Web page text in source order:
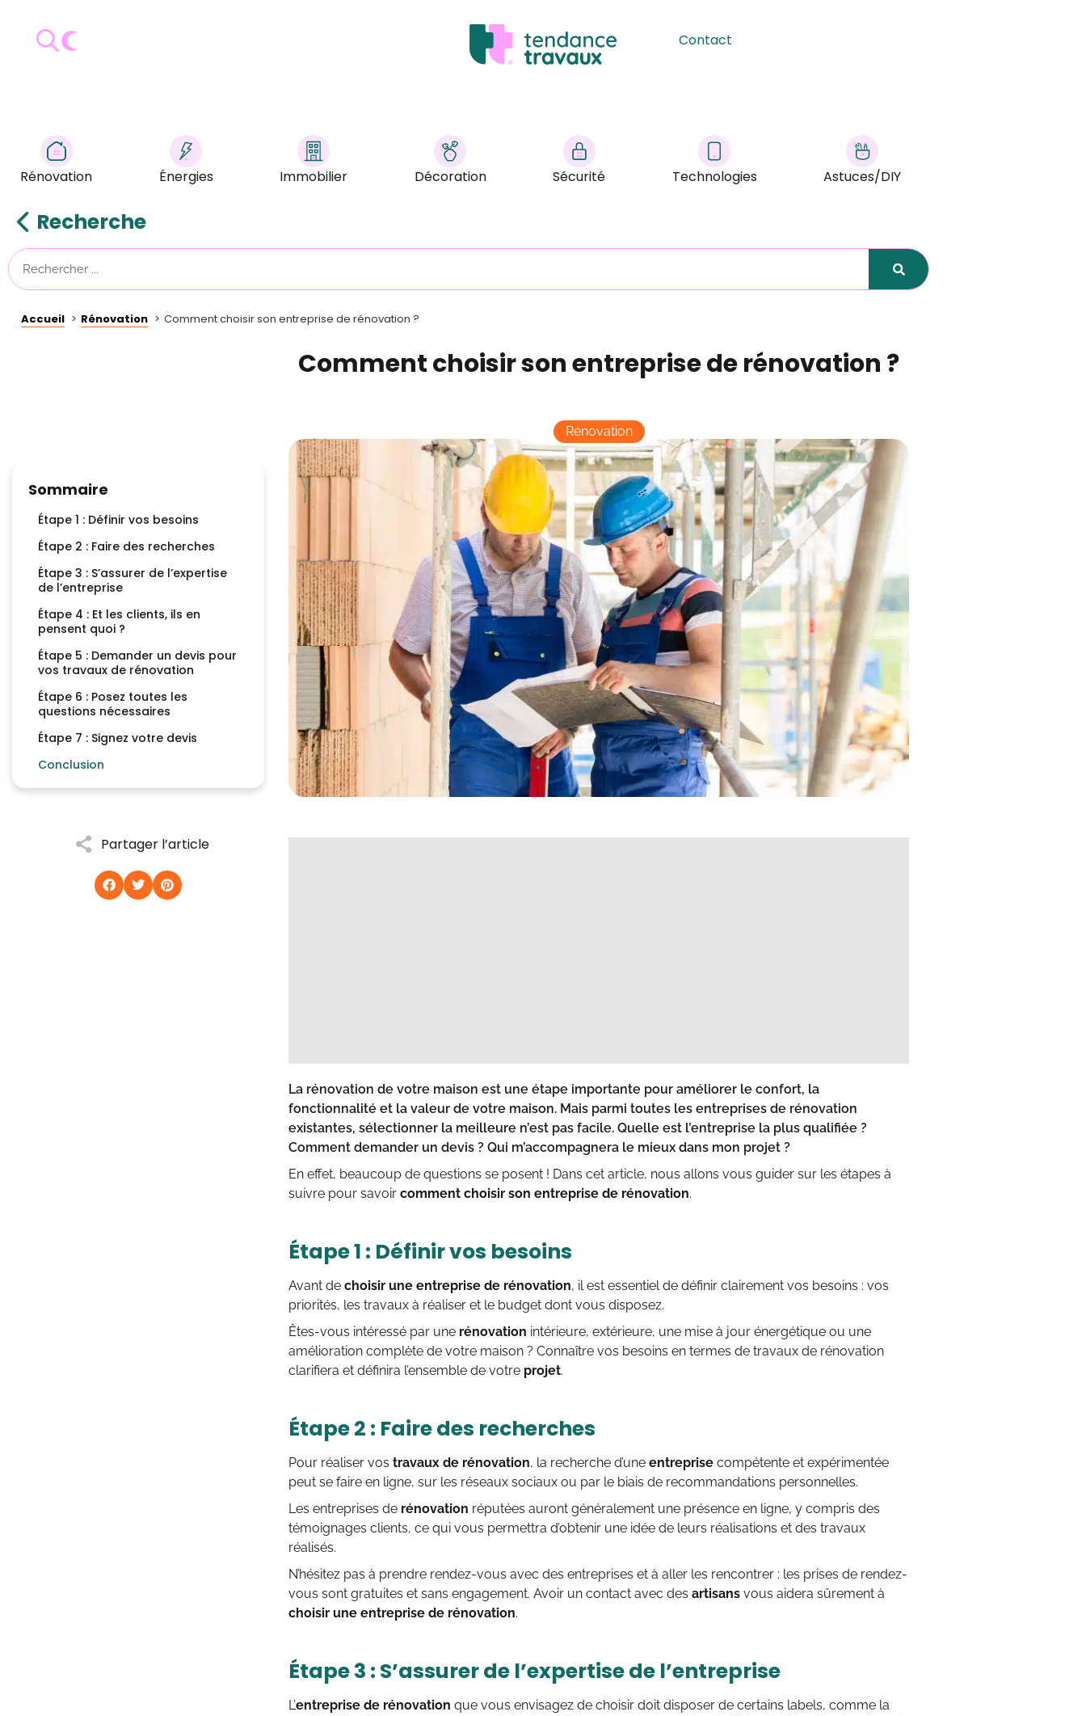
Contact
Rénovation Énergies Immobilier Décoration Sécurité Technologies Astuces/DIY
Recherche
Accueil Rénovation Comment choisir son entreprise de rénovation ?
Sommaire
Étape 1 : Définir vos besoins
Étape 2 : Faire des recherches
Étape 3 : S’assurer de l’expertise
de l’entreprise
Étape 4 : Et les clients, ils en
pensent quoi ?
Étape 5 : Demander un devis pour
vos travaux de rénovation
Étape 6 : Posez toutes les
questions nécessaires
Étape 7 : Signez votre devis
Conclusion
Partager l’article
Comment choisir son entreprise de rénovation ?
Rénovation
La rénovation de votre maison est une étape importante pour améliorer le confort, la
fonctionnalité et la valeur de votre maison. Mais parmi toutes les entreprises de rénovation
existantes, sélectionner la meilleure n’est pas facile. Quelle est l’entreprise la plus qualifiée ?
Comment demander un devis ? Qui m’accompagnera le mieux dans mon projet ?
En effet, beaucoup de questions se posent ! Dans cet article, nous allons vous guider sur les étapes à
suivre pour savoir comment choisir son entreprise de rénovation.
Étape 1 : Définir vos besoins
Avant de choisir une entreprise de rénovation, il est essentiel de définir clairement vos besoins : vos
priorités, les travaux à réaliser et le budget dont vous disposez.
Êtes-vous intéressé par une rénovation intérieure, extérieure, une mise à jour énergétique ou une
amélioration complète de votre maison ? Connaître vos besoins en termes de travaux de rénovation
clarifiera et définira l’ensemble de votre projet.
Étape 2 : Faire des recherches
Pour réaliser vos travaux de rénovation, la recherche d’une entreprise compétente et expérimentée
peut se faire en ligne, sur les réseaux sociaux ou par le biais de recommandations personnelles.
Les entreprises de rénovation réputées auront généralement une présence en ligne, y compris des
témoignages clients, ce qui vous permettra d’obtenir une idée de leurs réalisations et des travaux
réalisés.
N’hésitez pas à prendre rendez-vous avec des entreprises et à aller les rencontrer : les prises de rendez-
vous sont gratuites et sans engagement. Avoir un contact avec des artisans vous aidera sûrement à
choisir une entreprise de rénovation.
Étape 3 : S’assurer de l’expertise de l’entreprise
L’entreprise de rénovation que vous envisagez de choisir doit disposer de certains labels, comme la